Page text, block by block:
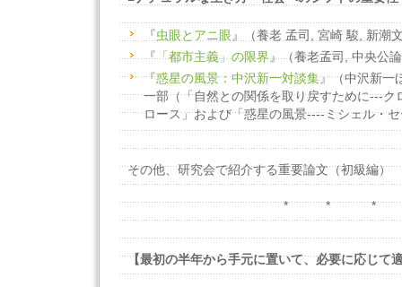
『虫眼とアニ眼』（養老 孟司, 宮崎 駿, 新潮
『「都市主義」の限界』（養老孟司, 中央公
『惑星の風景：中沢新一対談集』（中沢新一
一部（「自然との関係を取り戻すために---ク
ロース」および「惑星の風景----ミシェル・
その他、研究会で紹介する重要論文（初級編）
* * *
【最初の半年から手元に置いて、必要に応じて